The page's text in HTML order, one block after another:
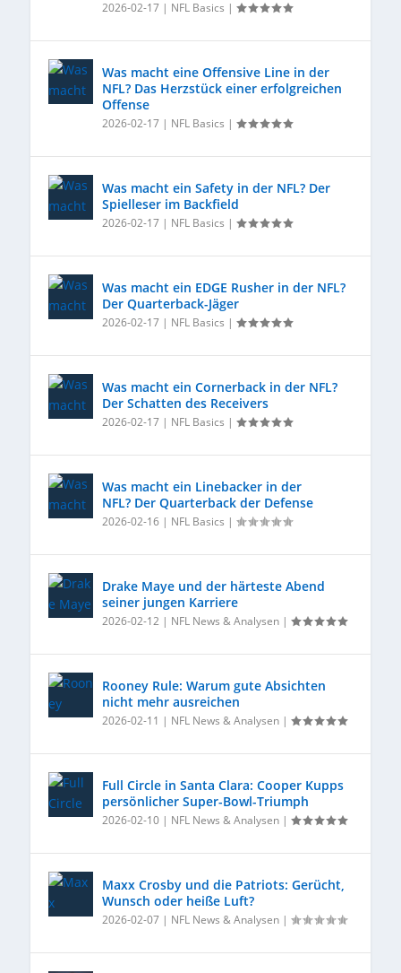
2026-02-17 | NFL Basics |
Was macht eine Offensive Line in der
NFL? Das Herzstück einer erfolgreichen
Offense
2026-02-17 | NFL Basics |
Was macht ein Safety in der NFL? Der
Spielleser im Backfield
2026-02-17 | NFL Basics |
Was macht ein EDGE Rusher in der NFL?
Der Quarterback-Jäger
2026-02-17 | NFL Basics |
Was macht ein Cornerback in der NFL?
Der Schatten des Receivers
2026-02-17 | NFL Basics |
Was macht ein Linebacker in der
NFL? Der Quarterback der Defense
2026-02-16 | NFL Basics |
Drake Maye und der härteste Abend
seiner jungen Karriere
2026-02-12 | NFL News & Analysen |
Rooney Rule: Warum gute Absichten
nicht mehr ausreichen
2026-02-11 | NFL News & Analysen |
Full Circle in Santa Clara: Cooper Kupps
persönlicher Super-Bowl-Triumph
2026-02-10 | NFL News & Analysen |
Maxx Crosby und die Patriots: Gerücht,
Wunsch oder heiße Luft?
2026-02-07 | NFL News & Analysen |